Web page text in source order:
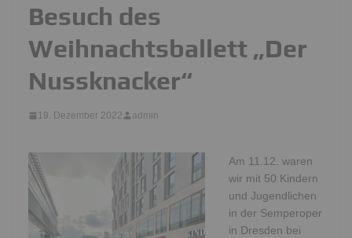
Besuch des
Weihnachtsballett „Der
Nussknacker“
19. Dezember 2022 admin
Am 11.12. waren
wir mit 50 Kindern
und Jugendlichen
in der Semperoper
in Dresden bei